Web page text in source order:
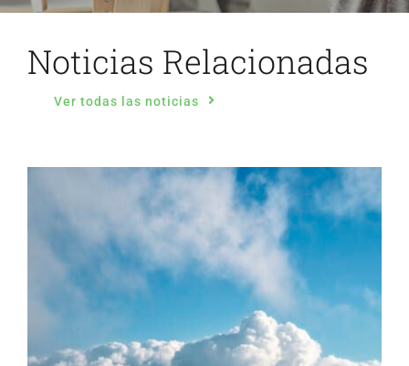
Noticias Relacionadas
Ver todas las noticias